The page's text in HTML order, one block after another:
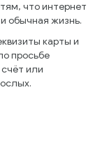
что интернет
обычная жизнь.
карты и
просьбе
или